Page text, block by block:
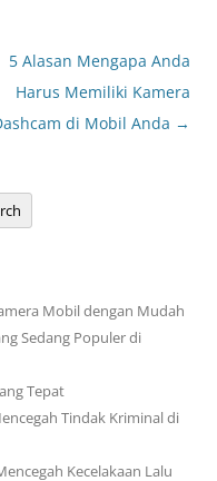
5 Alasan Mengapa Anda
Harus Memiliki Kamera
di Mobil Anda →
Mobil dengan Mudah
Sedang Populer di
Tepat
Tindak Kriminal di
Kecelakaan Lalu